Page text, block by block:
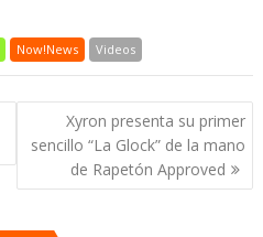
Now!News Videos
Xyron presenta su primer
sencillo “La Glock” de la mano
de Rapetón Approved